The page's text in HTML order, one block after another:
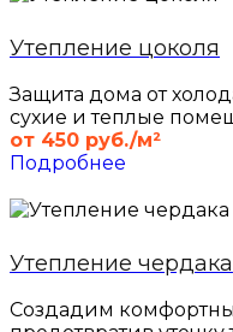
Утепление цоколя
Защита дома от
сухие и теплые
от 450 руб./м²
Подробнее
Утепление чердака
Создадим